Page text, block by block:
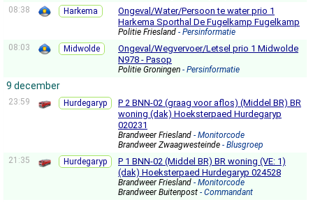
08:38
Harkema
Ongeval/Water/Persoon te water prio 1
Harkema Sporthal De Fugelkamp Fugelkamp
Politie Friesland - Persinformatie
08:03
Midwolde
Ongeval/Wegvervoer/Letsel prio 1 Midwolde
N978 - Pasop
Politie Groningen - Persinformatie
9 december
23:59 Hurdegaryp
P 2 BNN-02 (graag voor aflos) (Middel BR) BR
woning (dak) Hoeksterpaed Hurdegaryp
020231
Brandweer Friesland - Monitorcode
Brandweer Zwaagwesteinde - Blusgroep
21:35
Hurdegaryp
P 1 BNN-02 (Middel BR) BR woning (VE: 1)
(dak) Hoeksterpaed Hurdegaryp 024528
Brandweer Friesland - Monitorcode
Brandweer Buitenpost - Commandant